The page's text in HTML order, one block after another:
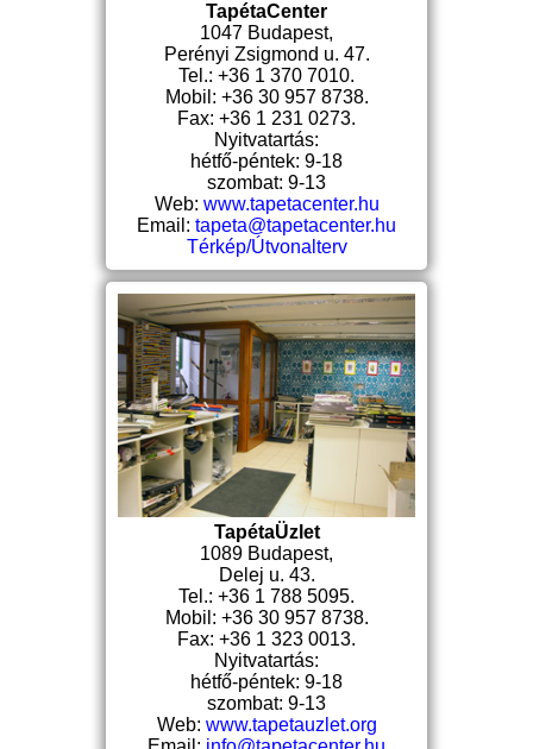
TapétaCenter
1047 Budapest,
Perényi Zsigmond u. 47.
Tel.: +36 1 370 7010.
Mobil: +36 30 957 8738.
Fax: +36 1 231 0273.
Nyitvatartás:
hétfő-péntek: 9-18
szombat: 9-13
Web: www.tapetacenter.hu
Email: tapeta@tapetacenter.hu
Térkép/Útvonalterv
TapétaÜzlet
1089 Budapest,
Delej u. 43.
Tel.: +36 1 788 5095.
Mobil: +36 30 957 8738.
Fax: +36 1 323 0013.
Nyitvatartás:
hétfő-péntek: 9-18
szombat: 9-13
Web: www.tapetauzlet.org